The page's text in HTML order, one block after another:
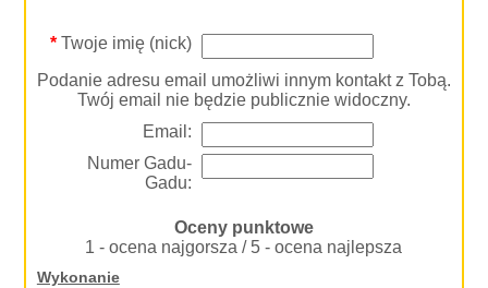
*Twoje imię (nick)
Podanie adresu email umożliwi innym kontakt z Tobą.
Twój email nie będzie publicznie widoczny.
Email:
Numer Gadu-
Gadu:
Oceny punktowe
1 - ocena najgorsza / 5 - ocena najlepsza
Wykonanie